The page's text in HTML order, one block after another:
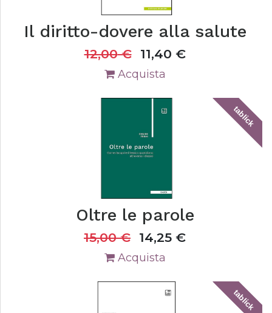
Il diritto-dovere alla salute
12,00€ 11,40 €
Acquista
tablick
Oltre le parole
15,00€ 14,25 €
Acquista
tablick